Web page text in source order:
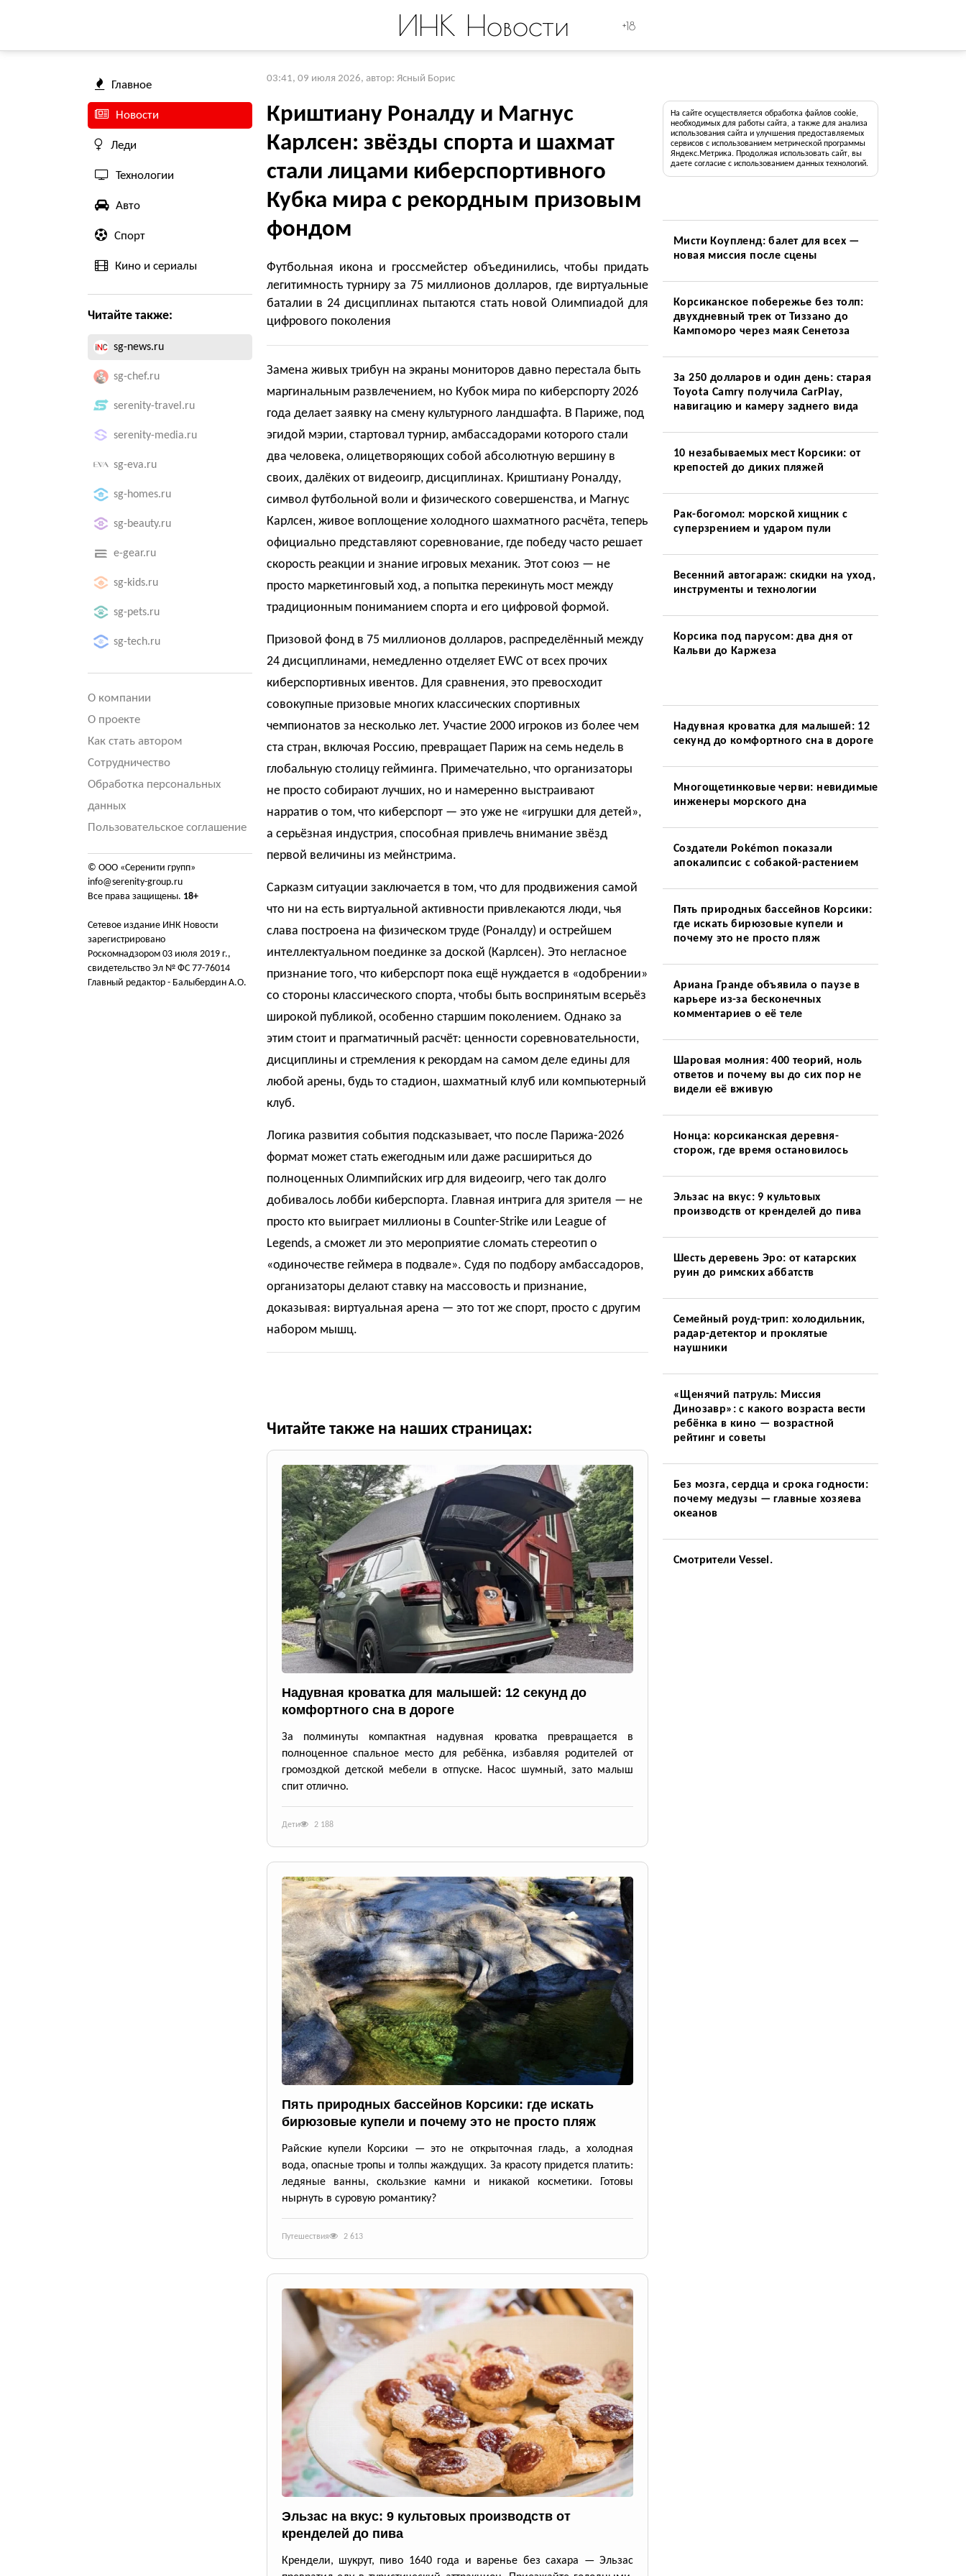
ИНК Новости +18
Главное
Новости
Леди
Технологии
Авто
Спорт
Кино и сериалы
Читайте также:
sg-news.ru
sg-chef.ru
serenity-travel.ru
serenity-media.ru
sg-eva.ru
sg-homes.ru
sg-beauty.ru
e-gear.ru
sg-kids.ru
sg-pets.ru
sg-tech.ru
О компании
О проекте
Как стать автором
Сотрудничество
Обработка персональных
данных
Пользовательское соглашение
© ООО «Серенити групп»
info@serenity-group.ru
Все права защищены. 18+
Сетевое издание ИНК Новости
зарегистрировано
Роскомнадзором 03 июля 2019 г.,
свидетельство Эл № ФС 77-76014
Главный редактор - Балыбердин А.О.
03:41, 09 июля 2026, автор: Ясный Борис
Криштиану Роналду и Магнус
Карлсен: звёзды спорта и шахмат
стали лицами киберспортивного
Кубка мира с рекордным призовым
фондом
Футбольная икона и гроссмейстер объединились, чтобы придать
легитимность турниру за 75 миллионов долларов, где виртуальные
баталии в 24 дисциплинах пытаются стать новой Олимпиадой для
цифрового поколения
Замена живых трибун на экраны мониторов давно перестала быть
маргинальным развлечением, но Кубок мира по киберспорту 2026
года делает заявку на смену культурного ландшафта. В Париже, под
эгидой мэрии, стартовал турнир, амбассадорами которого стали
два человека, олицетворяющих собой абсолютную вершину в
своих, далёких от видеоигр, дисциплинах. Криштиану Роналду,
символ футбольной воли и физического совершенства, и Магнус
Карлсен, живое воплощение холодного шахматного расчёта, теперь
официально представляют соревнование, где победу часто решает
скорость реакции и знание игровых механик. Этот союз — не
просто маркетинговый ход, а попытка перекинуть мост между
традиционным пониманием спорта и его цифровой формой.
Призовой фонд в 75 миллионов долларов, распределённый между
24 дисциплинами, немедленно отделяет EWC от всех прочих
киберспортивных ивентов. Для сравнения, это превосходит
совокупные призовые многих классических спортивных
чемпионатов за несколько лет. Участие 2000 игроков из более чем
ста стран, включая Россию, превращает Париж на семь недель в
глобальную столицу гейминга. Примечательно, что организаторы
не просто собирают лучших, но и намеренно выстраивают
нарратив о том, что киберспорт — это уже не «игрушки для детей»,
а серьёзная индустрия, способная привлечь внимание звёзд
первой величины из мейнстрима.
Сарказм ситуации заключается в том, что для продвижения самой
что ни на есть виртуальной активности привлекаются люди, чья
слава построена на физическом труде (Роналду) и острейшем
интеллектуальном поединке за доской (Карлсен). Это негласное
признание того, что киберспорт пока ещё нуждается в «одобрении»
со стороны классического спорта, чтобы быть воспринятым всерьёз
широкой публикой, особенно старшим поколением. Однако за
этим стоит и прагматичный расчёт: ценности соревновательности,
дисциплины и стремления к рекордам на самом деле едины для
любой арены, будь то стадион, шахматный клуб или компьютерный
клуб.
Логика развития события подсказывает, что после Парижа-2026
формат может стать ежегодным или даже расшириться до
полноценных Олимпийских игр для видеоигр, чего так долго
добивалось лобби киберспорта. Главная интрига для зрителя — не
просто кто выиграет миллионы в Counter-Strike или League of
Legends, а сможет ли это мероприятие сломать стереотип о
«одиночестве геймера в подвале». Судя по подбору амбассадоров,
организаторы делают ставку на массовость и признание,
доказывая: виртуальная арена — это тот же спорт, просто с другим
набором мышц.
Читайте также на наших страницах:
Надувная кроватка для малышей: 12 секунд до
комфортного сна в дороге
За полминуты компактная надувная кроватка превращается в
полноценное спальное место для ребёнка, избавляя родителей от
громоздкой детской мебели в отпуске. Насос шумный, зато малыш
спит отлично.
Дети 2 188
Пять природных бассейнов Корсики: где искать
бирюзовые купели и почему это не просто пляж
Райские купели Корсики — это не открыточная гладь, а холодная
вода, опасные тропы и толпы жаждущих. За красоту придется платить:
ледяные ванны, скользкие камни и никакой косметики. Готовы
нырнуть в суровую романтику?
Путешествия 2 613
Эльзас на вкус: 9 культовых производств от
кренделей до пива
Крендели, шукрут, пиво 1640 года и варенье без сахара — Эльзас
На сайте осуществляется обработка файлов cookie,
необходимых для работы сайта, а также для анализа
использования сайта и улучшения предоставляемых
сервисов с использованием метрической программы
Яндекс.Метрика. Продолжая использовать сайт, вы
даете согласие с использованием данных технологий.
Мисти Коупленд: балет для всех —
новая миссия после сцены
Корсиканское побережье без толп:
двухдневный трек от Тиззано до
Кампоморо через маяк Сенетоза
За 250 долларов и один день: старая
Toyota Camry получила CarPlay,
навигацию и камеру заднего вида
10 незабываемых мест Корсики: от
крепостей до диких пляжей
Рак-богомол: морской хищник с
суперзрением и ударом пули
Весенний автогараж: скидки на уход,
инструменты и технологии
Корсика под парусом: два дня от
Кальви до Каржеза
Надувная кроватка для малышей: 12
секунд до комфортного сна в дороге
Многощетинковые черви: невидимые
инженеры морского дна
Создатели Pokémon показали
апокалипсис с собакой-растением
Пять природных бассейнов Корсики:
где искать бирюзовые купели и
почему это не просто пляж
Ариана Гранде объявила о паузе в
карьере из-за бесконечных
комментариев о её теле
Шаровая молния: 400 теорий, ноль
ответов и почему вы до сих пор не
видели её вживую
Нонца: корсиканская деревня-
сторож, где время остановилось
Эльзас на вкус: 9 культовых
производств от кренделей до пива
Шесть деревень Эро: от катарских
руин до римских аббатств
Семейный роуд-трип: холодильник,
радар-детектор и проклятые
наушники
«Щенячий патруль: Миссия
Динозавр»: с какого возраста вести
ребёнка в кино — возрастной
рейтинг и советы
Без мозга, сердца и срока годности:
почему медузы — главные хозяева
океанов
Смотрители Vessel.